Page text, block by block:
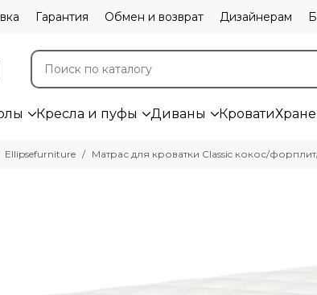
Гарантия Обмен и возврат Дизайнерам
Кресла и пуфы Диваны Кровати
Ellipsefurniture Матрас для кроватки Classic кокос/